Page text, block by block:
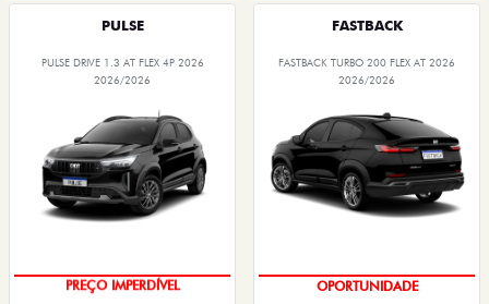
PULSE
PULSE DRIVE 1.3 AT FLEX 4P 2026
2026/2026
PREÇO IMPERDÍVEL
FASTBACK
FASTBACK TURBO 200 FLEX AT 2026
2026/2026
OPORTUNIDADE